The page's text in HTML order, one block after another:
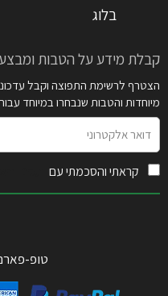
בלוג
קבלת מידע על הטבות
הצטרף לרשימת התפוצה וקבל
מיוחדות והטבות שנבחרו במיוחד
אלקטרוני
קראתי והסכמתי עם
טופ-פארם